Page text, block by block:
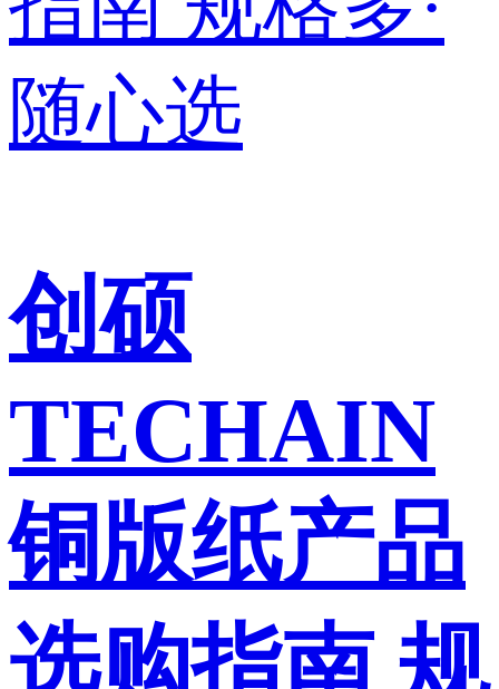
创硕
TECHAIN
铜版纸产品
选购指南 规